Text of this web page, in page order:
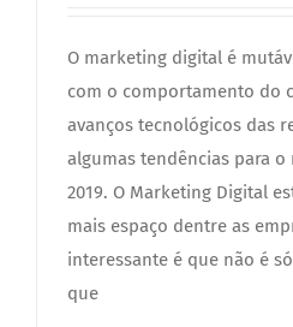
O marketing digital é
com o comportamento do
avanços tecnológicos das
algumas tendências para
2019. O Marketing Digital
mais espaço dentre as
interessante é que não é
que